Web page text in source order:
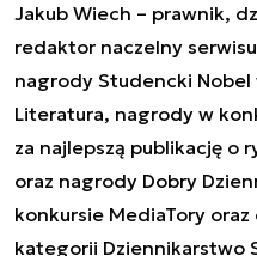
Jakub Wiech – prawnik,
redaktor naczelny
nagrody Studencki
Literatura, nagrody w
za najlepszą publikację o
oraz nagrody Dobry
konkursie MediaTory
kategorii Dziennikarstwo